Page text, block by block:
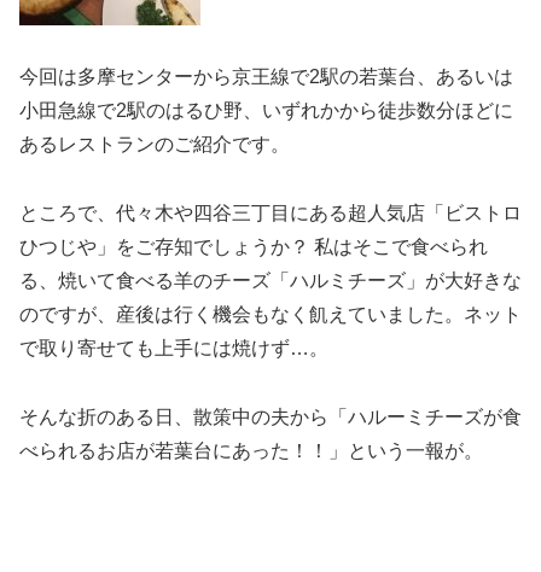
今回は多摩センターから京王線で2駅の若葉台、あるいは
小田急線で2駅のはるひ野、いずれかから徒歩数分ほどに
あるレストランのご紹介です。
ところで、代々木や四谷三丁目にある超人気店「ビストロ
ひつじや」をご存知でしょうか？ 私はそこで食べられ
る、焼いて食べる羊のチーズ「ハルミチーズ」が大好きな
のですが、産後は行く機会もなく飢えていました。ネット
で取り寄せても上手には焼けず…。
そんな折のある日、散策中の夫から「ハルーミチーズが食
べられるお店が若葉台にあった！！」という一報が。